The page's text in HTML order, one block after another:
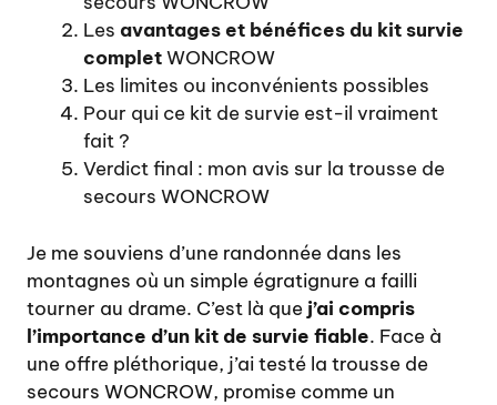
Les avantages et bénéfices du kit survie
completWONCROW
Les limites ou inconvénients possibles
Pour qui ce kit de survie est-il vraiment
fait ?
Verdict final : mon avis sur la trousse de
secours WONCROW
Je me souviens d’une randonnée dans les
montagnes où un simple égratignure a failli
tourner au drame. C’est là que j’ai compris
l’importance d’un kit de survie fiable. Face à
une offre pléthorique, j’ai testé la trousse de
secours WONCROW, promise comme un